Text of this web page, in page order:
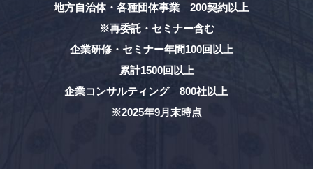
地方自治体・各種団体事業 200契約以上
※再委託・セミナー含む
企業研修・セミナー年間100回以上
累計1500回以上
企業コンサルティング 800社以上
※2025年9月末時点